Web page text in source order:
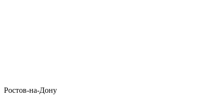
Ростов-на-Дону